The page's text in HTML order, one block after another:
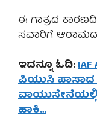
ಈ ಗಾತ್ರದ
ಸವಾರಿಗೆ
ಇದನ್ನೂ ಓದಿ:
ಪಿಯುಸಿ
ವಾಯುಸೇನೆಯಲ್ಲಿ
ಹಾಕಿ…